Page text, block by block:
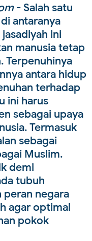
- Salah satu
antaranya
ini
manusia tetap
Terpenuhinya
antara hidup
terhadap
ini harus
sebagai upaya
Termasuk
sebagai
Muslim.
demi
tubuh
peran negara
agar optimal
pokok